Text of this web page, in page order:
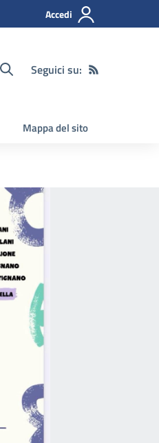
Accedi
Seguici su:
Mappa del sito